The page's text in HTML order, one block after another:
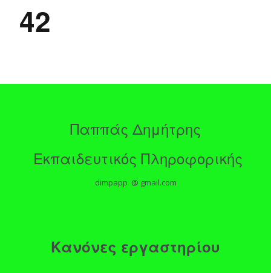
42
Παππάς Δημήτρης
Εκπαιδευτικός Πληροφορικής
dimpapp @ gmail.com
Κανόνες εργαστηρίου